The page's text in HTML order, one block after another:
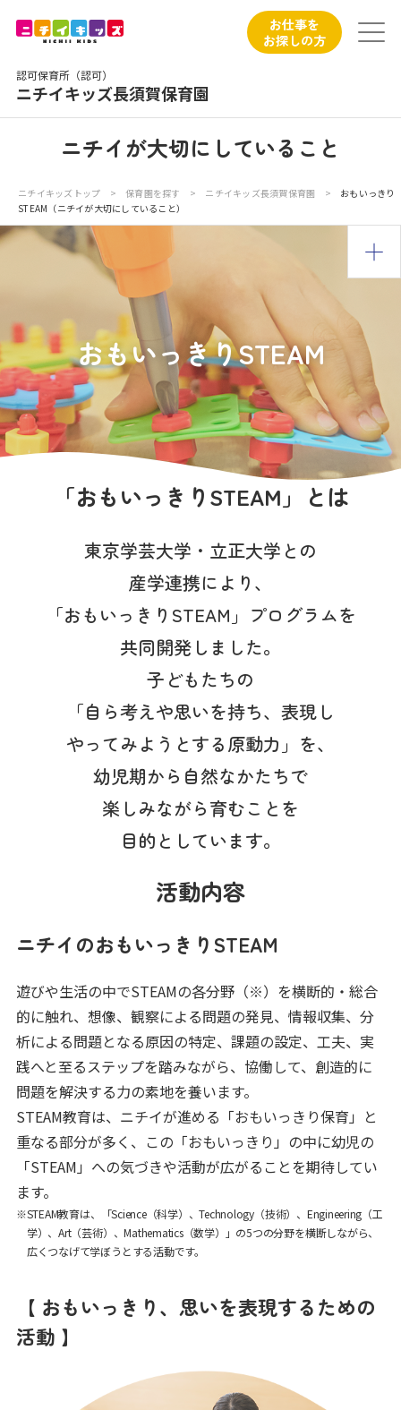
認可保育所（認可）
ニチイキッズ長須賀保育園
お仕事を
お探しの方
ニチイが大切にしていること
お食事
保育園見学
子育てひろばのご紹介
写真販売サービス
お仕事をお探しの方
よくあるご質問
保育園に関するお問い合わせ
プライバシーポリシー サイトのご利用について
ニチイ学館オフィシャルサイト
ニチイが大切にしていること
ニチイキッズトップ > 保育園を探す > ニチイキッズ長須賀保育園 >
おもいっきり
STEAM（ニチイが大切にしていること）
おもいっきりSTEAM
「おもいっきりSTEAM」とは
東京学芸大学・立正大学との
産学連携により、
「おもいっきりSTEAM」プログラムを
共同開発しました。
子どもたちの
「自ら考えや思いを持ち、表現し
やってみようとする原動力」を、
幼児期から自然なかたちで
楽しみながら育むことを
目的としています。
活動内容
ニチイのおもいっきりSTEAM
遊びや生活の中でSTEAMの各分野（※）を横断的・総合
的に触れ、想像、観察による問題の発見、情報収集、分
析による問題となる原因の特定、課題の設定、工夫、実
践へと至るステップを踏みながら、協働して、創造的に
問題を解決する力の素地を養います。
STEAM教育は、ニチイが進める「おもいっきり保育」と
重なる部分が多く、この「おもいっきり」の中に幼児の
「STEAM」への気づきや活動が広がることを期待してい
ます。
※STEAM教育は、「Science（科学）、Technology（技術）、Engineering（工
学）、Art（芸術）、Mathematics（数学）」の5つの分野を横断しながら、
広くつなげて学ぼうとする活動です。
【 おもいっきり、思いを表現するための
活動 】